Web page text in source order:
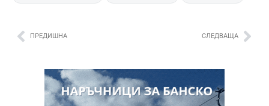
ПРЕДИШНА СЛЕДВАЩА